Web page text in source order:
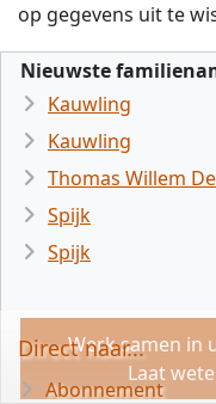
op gegevens uit te
Nieuwste
Kauwling
Kauwling
Thomas Willem
Spijk
Spijk
Werk samen in
Laat
Direct naar...
Abonnement